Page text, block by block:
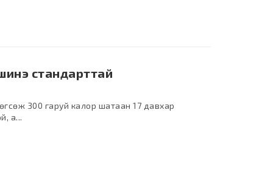
стандарттай
300 гаруй калор шатаан 17 давхар
а...